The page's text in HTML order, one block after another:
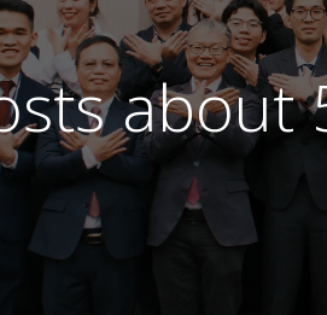
about